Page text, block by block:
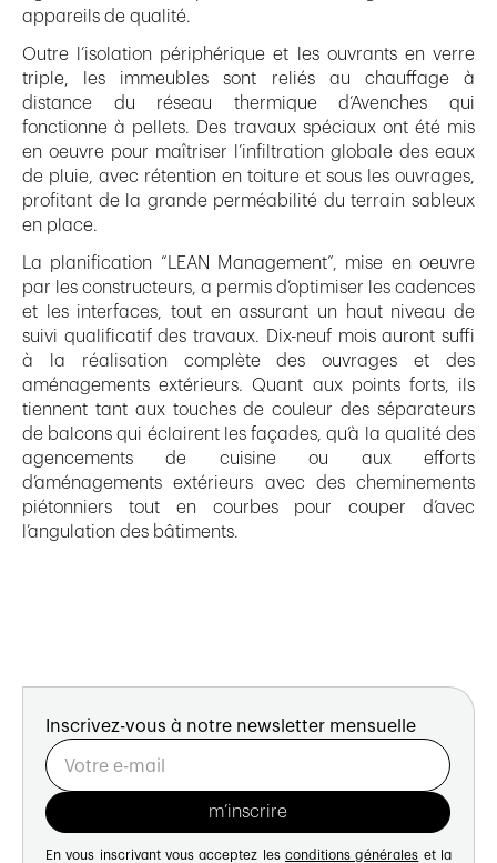
appareils de qualité.
Outre l’isolation périphérique et les ouvrants en verre
triple, les immeubles sont reliés au chauffage à
distance du réseau thermique d’Avenches qui
fonctionne à pellets. Des travaux spéciaux ont été mis
en oeuvre pour maîtriser l’infiltration globale des eaux
de pluie, avec rétention en toiture et sous les ouvrages,
profitant de la grande perméabilité du terrain sableux
en place.
La planification “LEAN Management”, mise en oeuvre
par les constructeurs, a permis d’optimiser les cadences
et les interfaces, tout en assurant un haut niveau de
suivi qualificatif des travaux. Dix-neuf mois auront suffi
à la réalisation complète des ouvrages et des
aménagements extérieurs. Quant aux points forts, ils
tiennent tant aux touches de couleur des séparateurs
de balcons qui éclairent les façades, qu’à la qualité des
agencements de cuisine ou aux efforts
d’aménagements extérieurs avec des cheminements
piétonniers tout en courbes pour couper d’avec
l’angulation des bâtiments.
Inscrivez-vous à notre newsletter mensuelle
En vous inscrivant vous acceptez les conditions générales et la